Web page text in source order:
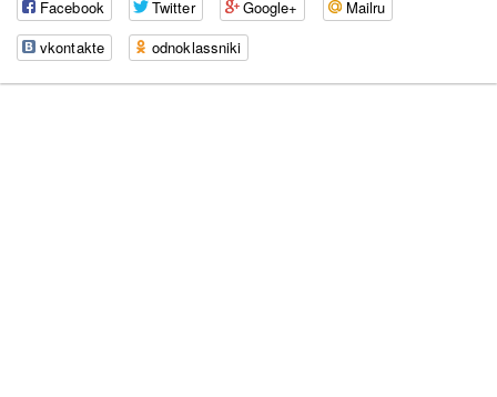
Facebook Twitter Google+
Mailru
vkontakte
odnoklassniki